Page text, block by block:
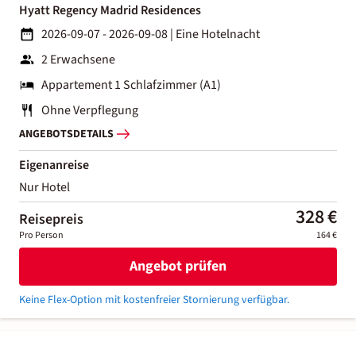
Hyatt Regency Madrid Residences
2026-09-07 - 2026-09-08| Eine Hotelnacht
2 Erwachsene
Appartement 1 Schlafzimmer (A1)
Ohne Verpflegung
ANGEBOTSDETAILS
Eigenanreise
Nur Hotel
Reisepreis 328 €
Pro Person 164 €
Angebot prüfen
Keine Flex-Option mit kostenfreier Stornierung verfügbar.